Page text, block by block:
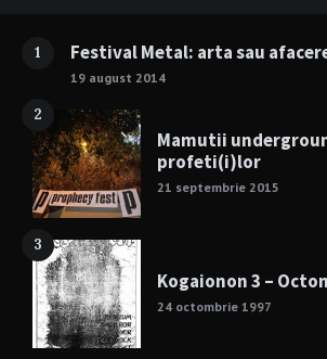
1 Festival Metal: arta sau
19 august 2014
2
Mamutii
profeti(i)lor
21 septembrie 2015
3
Kogaionon 3 –
24 octombrie 1997